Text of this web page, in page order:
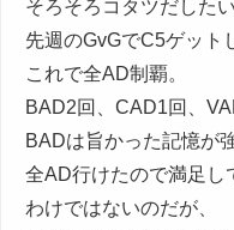
そろそろコタツだした
先週のGvGでC5ゲット
これで全AD制覇。
BAD2回、CAD1回、
BADは旨かった記憶が
全AD行けたので満足し
わけではないのだが、